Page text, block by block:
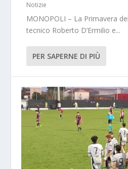
Notizie
MONOPOLI – La Primavera
tecnico Roberto D’Ermilio e...
PER SAPERNE DI PIÙ